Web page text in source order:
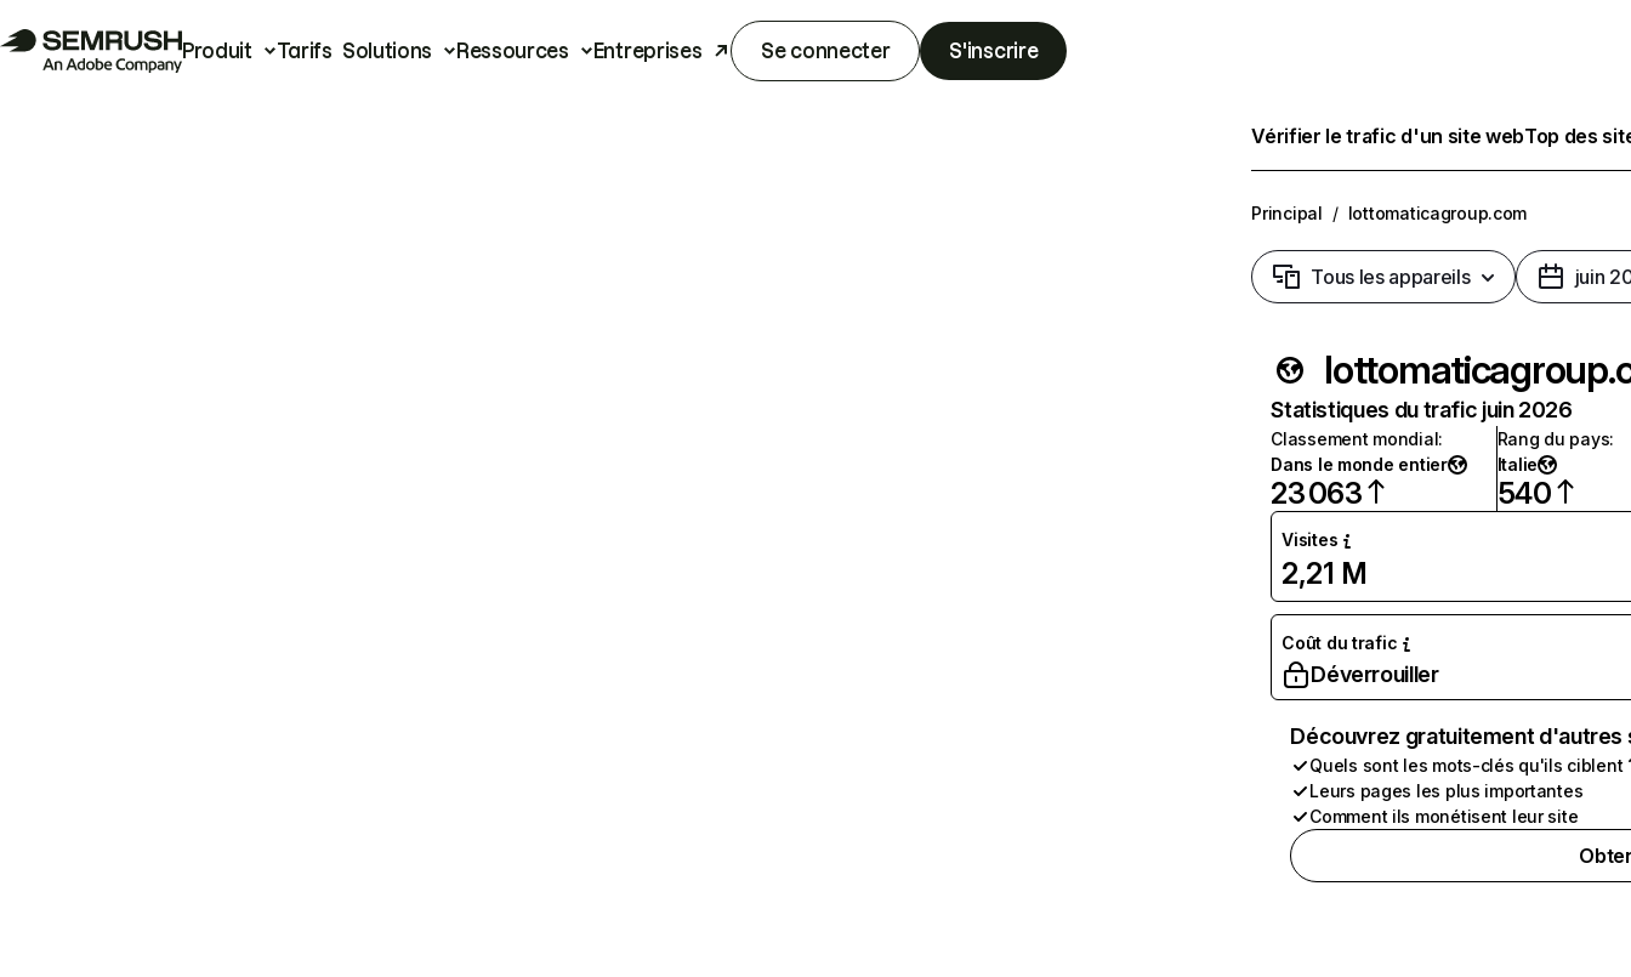
Produit Tarifs Solutions Ressources Entreprises Se connecter S'inscrire
Vérifier le trafic d'un site webTop des
Principal / lottomaticagroup.com
Tous les appareils juin
Statistiques du trafic juin 2026
Classement mondial:
Dans le monde entier
23 063
Rang du pays:
Italie
540
Visites
2,21 M
Coût du trafic
Déverrouiller
Découvrez gratuitement
Quels sont les mots-clés qu'ils ciblent
Leurs pages les plus importantes
Comment ils monétisent leur site